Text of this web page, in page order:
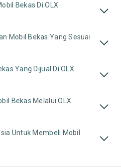
Bekas Di OLX
Mobil Bekas Yang Sesuai
Yang Dijual Di OLX
Bekas Melalui OLX
Untuk Membeli Mobil